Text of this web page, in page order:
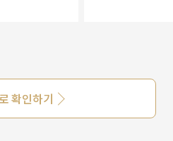
확인하기